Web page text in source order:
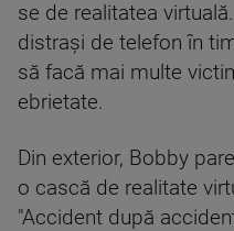
se de realitatea
distraşi de telefon în
să facă mai multe
ebrietate.
Din exterior, Bobby
o cască de realitate
"Accident după